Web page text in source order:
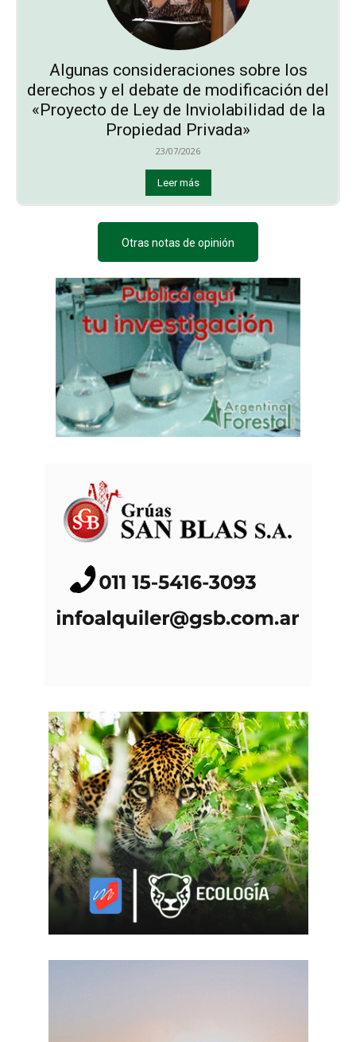
Algunas consideraciones sobre los
derechos y el debate de modificación del
«Proyecto de Ley de Inviolabilidad de la
Propiedad Privada»
23/07/2026
Leer más
Otras notas de opinión